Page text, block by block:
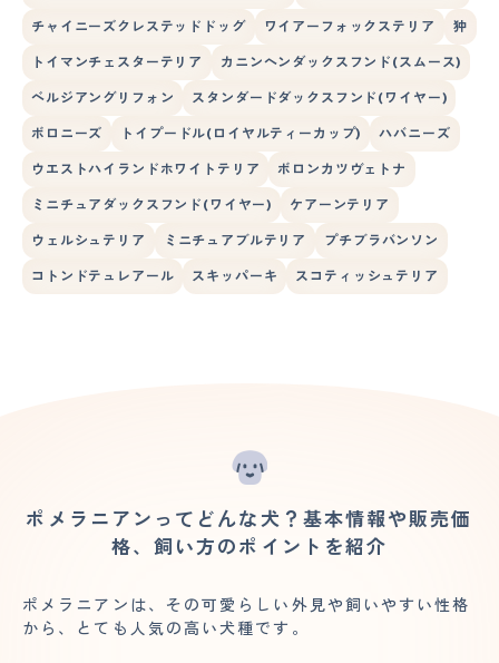
チャイニーズクレステッドドッグ ワイアーフォックステリア 狆
トイマンチェスターテリア カニンヘンダックスフンド(スムース)
ベルジアングリフォン スタンダードダックスフンド(ワイヤー)
ボロニーズ トイプードル(ロイヤルティーカップ) ハバニーズ
ウエストハイランドホワイトテリア ボロンカツヴェトナ
ミニチュアダックスフンド(ワイヤー) ケアーンテリア
ウェルシュテリア ミニチュアブルテリア プチブラバンソン
コトンドテュレアール スキッパーキ スコティッシュテリア
ポメラニアンってどんな犬？基本情報や販売価
格、飼い方のポイントを紹介
ポメラニアンは、その可愛らしい外見や飼いやすい性格
から、とても人気の高い犬種です。